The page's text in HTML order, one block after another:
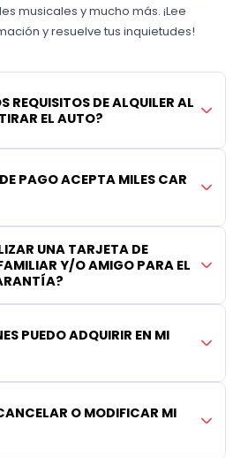
musicales y mucho más. ¡Lee
y resuelve tus inquietudes!
REQUISITOS DE ALQUILER AL
EL AUTO?
PAGO ACEPTA MILES CAR
UNA TARJETA DE
Y/O AMIGO PARA EL
PUEDO ADQUIRIR EN MI
O MODIFICAR MI